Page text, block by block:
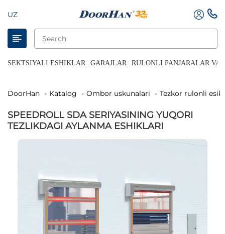
UZ
SEKTSIYALI ESHIKLAR GARAJLAR RULONLI PANJARALAR VA
DoorHan Katalog Ombor uskunalari Tezkor rulonli
SPEEDROLL SDA SERIYASINING YUQORI
TEZLIKDAGI AYLANMA ESHIKLARI